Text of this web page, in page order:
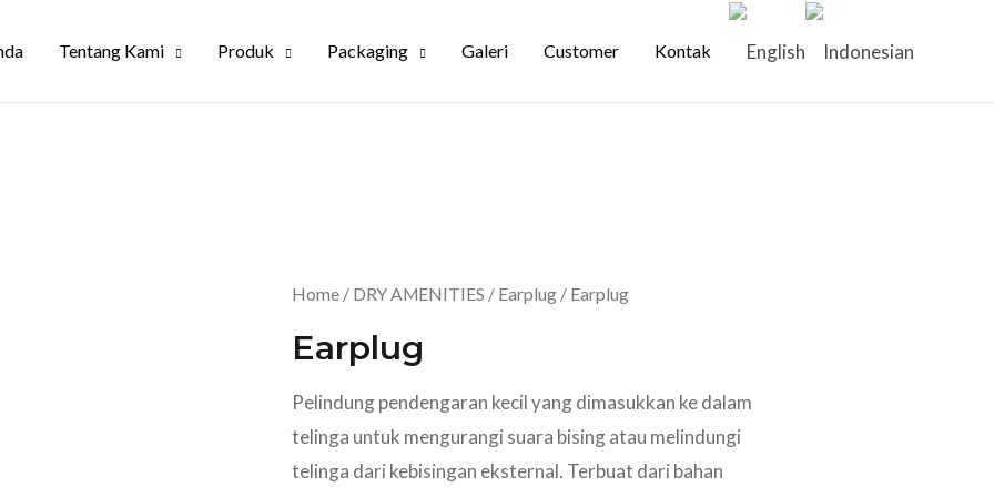
Tentang Kami Produk Packaging Galeri Customer Kontak
Home/ DRY AMENITIES / Earplug/ Earplug
Earplug
Pelindung pendengaran kecil yang dimasukkan ke dalam
telinga untuk mengurangi suara bising atau melindungi
telinga dari kebisingan eksternal. Terbuat dari bahan